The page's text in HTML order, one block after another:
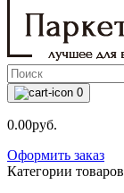
0
0.00руб.
Оформить заказ
Категории товаров